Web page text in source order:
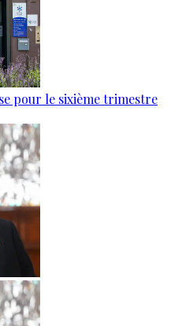
pour le sixième trimestre